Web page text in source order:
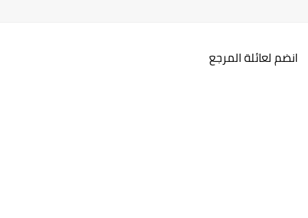
انضم لعائلة المرجع